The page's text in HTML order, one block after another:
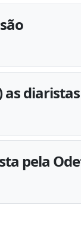
as diaristas
pela